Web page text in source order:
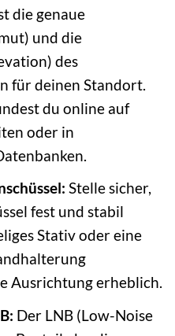
die genaue
und die
des
für deinen Standort.
du online auf
oder in
Stelle sicher,
fest und stabil
Stativ oder eine
Ausrichtung erheblich.
Der LNB (Low-Noise